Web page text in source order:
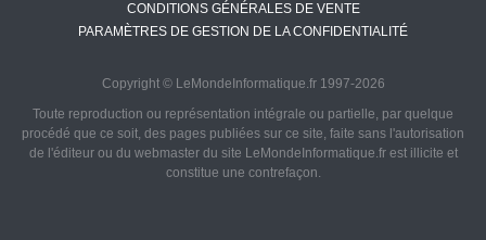
CONDITIONS GÉNÉRALES DE VENTE
PARAMÈTRES DE GESTION DE LA CONFIDENTIALITÉ
Copyright © LeMondeInformatique.fr 1997-2026
Toute reproduction ou représentation intégrale ou partielle, par quelque
procédé que ce soit, des pages publiées sur ce site, faite sans l'autorisation
de l'éditeur ou du webmaster du site LeMondeInformatique.fr est illicite et
constitue une contrefaçon.